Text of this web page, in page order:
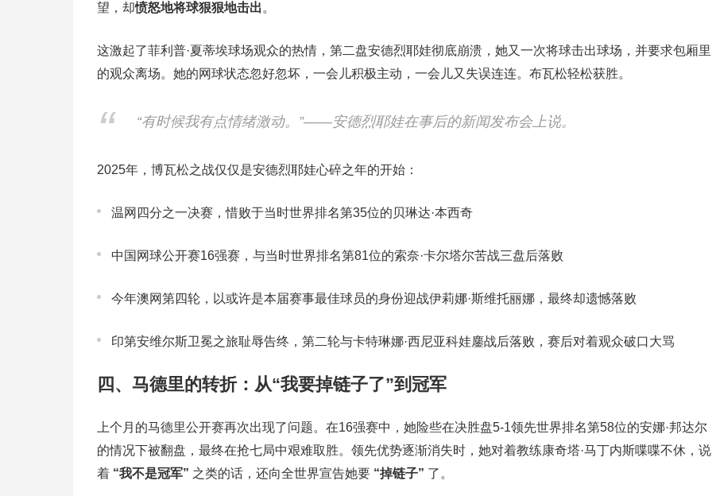
望，却愤怒地将球狠狠地击出。
这激起了菲利普·夏蒂埃球场观众的热情，第二盘安德烈耶娃彻底崩溃，她又一次将球击出球场，并要求包厢里
的观众离场。她的网球状态忽好忽坏，一会儿积极主动，一会儿又失误连连。布瓦松轻松获胜。
“有时候我有点情绪激动。”——安德烈耶娃在事后的新闻发布会上说。
2025年，博瓦松之战仅仅是安德烈耶娃心碎之年的开始：
温网四分之一决赛，惜败于当时世界排名第35位的贝琳达·本西奇
中国网球公开赛16强赛，与当时世界排名第81位的索奈·卡尔塔尔苦战三盘后落败
今年澳网第四轮，以或许是本届赛事最佳球员的身份迎战伊莉娜·斯维托丽娜，最终却遗憾落败
印第安维尔斯卫冕之旅耻辱告终，第二轮与卡特琳娜·西尼亚科娃鏖战后落败，赛后对着观众破口大骂
四、马德里的转折：从“我要掉链子了”到冠军
上个月的马德里公开赛再次出现了问题。在16强赛中，她险些在决胜盘5-1领先世界排名第58位的安娜·邦达尔
的情况下被翻盘，最终在抢七局中艰难取胜。领先优势逐渐消失时，她对着教练康奇塔·马丁内斯喋喋不休，说
着 “我不是冠军” 之类的话，还向全世界宣告她要 “掉链子” 了。